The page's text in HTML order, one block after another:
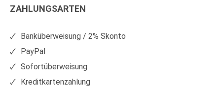
auf
auf
ZAHLUNGSARTEN
Banküberweisung / 2% Skonto
PayPal
Sofortüberweisung
Kreditkartenzahlung